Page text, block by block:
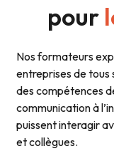
pour
Nos formateurs
entreprises de
des compétences
communication à
puissent interagir
et collègues.